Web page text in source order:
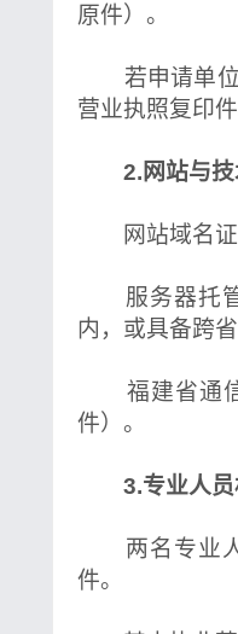
原件）。
若申请单位
营业执照复印件
2.网站与技
网站域名证
服务器托管
内，或具备跨
福建省通信
件）。
3.专业人员
两名专业人
件。